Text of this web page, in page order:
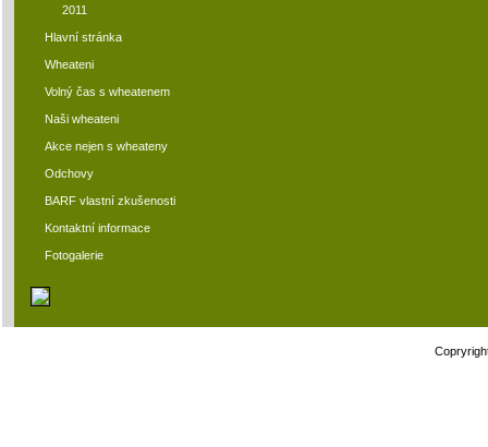
2011
Hlavní stránka
Wheateni
Volný čas s wheatenem
Naši wheateni
Akce nejen s wheateny
Odchovy
BARF vlastní zkušenosti
Kontaktní informace
Fotogalerie